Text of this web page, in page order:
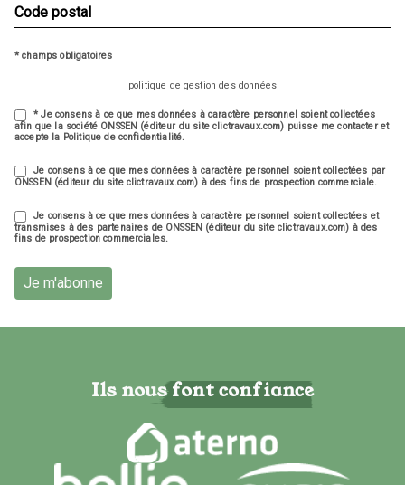
* champs obligatoires
politique de gestion des données
* Je consens à ce que mes données à caractère personnel soient collectées
afin que la société ONSSEN (éditeur du site clictravaux.com) puisse me contacter et
accepte la Politique de confidentialité.
Je consens à ce que mes données à caractère personnel soient collectées par
ONSSEN (éditeur du site clictravaux.com) à des fins de prospection commerciale.
Je consens à ce que mes données à caractère personnel soient collectées et
transmises à des partenaires de ONSSEN (éditeur du site clictravaux.com) à des
fins de prospection commerciales.
Je m'abonne
Ils nous font confiance